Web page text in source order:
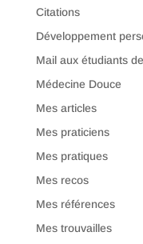
Citations
Développement
Mail aux étudiants
Médecine Douce
Mes articles
Mes praticiens
Mes pratiques
Mes recos
Mes références
Mes trouvailles